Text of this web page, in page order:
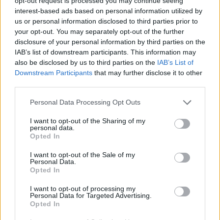
interest-based ads based on personal information utilized by
us or personal information disclosed to third parties prior to
your opt-out. You may separately opt-out of the further
disclosure of your personal information by third parties on the
IAB’s list of downstream participants. This information may
also be disclosed by us to third parties on the IAB’s List of
Downstream Participants that may further disclose it to other
Personal Data Processing Opt Outs
I want to opt-out of the Sharing of my
personal data.
Opted In
I want to opt-out of the Sale of my
Personal Data.
Opted In
I want to opt-out of processing my
Personal Data for Targeted Advertising.
Opted In
Alois Mach
Autor je předsedou Dopravní sekce Strany zelených.